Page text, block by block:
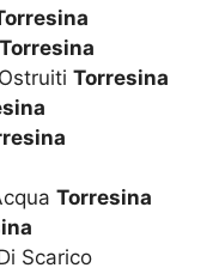
Torresina
Torresina
Torresina
Scarico